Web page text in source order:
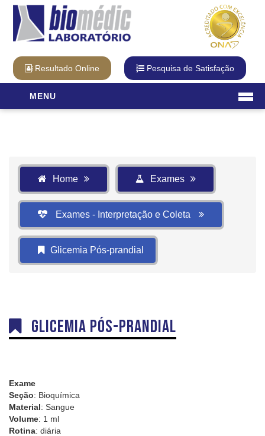
Resultado Online Pesquisa de Satisfação
MENU
Qualidade
Cartão Fidelidade
Visita Virtual
Unidades
Exames
DNA
Sexagem Fetal
Labkids
Convênios
Home Exames
Exames - Interpretação e Coleta
Glicemia Pós-prandial
Glicemia Pós-prandial
Exame
Seção: Bioquímica
Material: Sangue
Volume: 1 ml
Rotina: diária